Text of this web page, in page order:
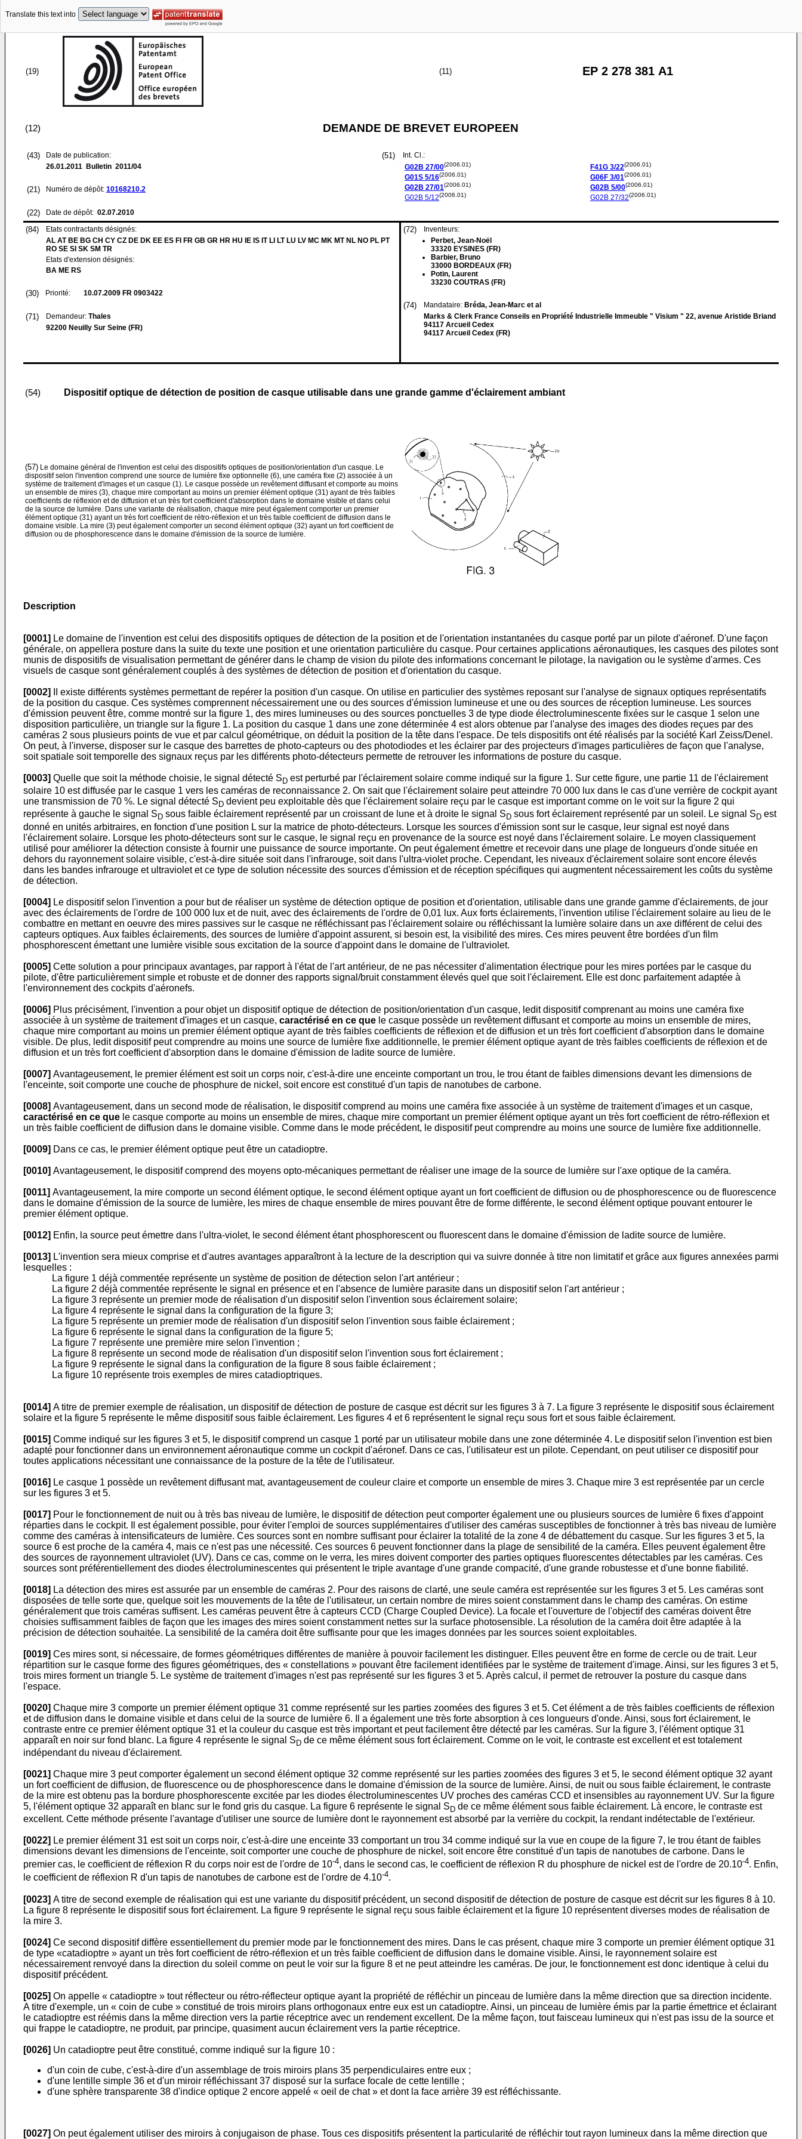
Translate this text into
(19) (11) EP 2 278 381 A1
(12) DEMANDE DE BREVET EUROPEEN
(43)
Date de publication:
26.01.2011 Bulletin 2011/04
(21) Numéro de dépôt: 10168210.2
(22) Date de dépôt: 02.07.2010
(51)
Int. Cl.:
G02B 27/00(2006.01)
G01S 5/16(2006.01)
G02B 27/01(2006.01)
G02B 5/12(2006.01)
F41G 3/22(2006.01)
G06F 3/01(2006.01)
G02B 5/00(2006.01)
G02B 27/32(2006.01)
(84)
Etats contractants désignés:
AL AT BE BG CH CY CZ DE DK EE ES FI FR GB GR HR HU IE IS IT LI LT LU LV MC MK MT NL NO PL PT
RO SE SI SK SM TR
Etats d'extension désignés:
BA ME RS
(30) Priorité: 10.07.2009 FR 0903422
(71) Demandeur: Thales
92200 Neuilly Sur Seine (FR)
(72)
Inventeurs:
Perbet, Jean-Noël
33320 EYSINES (FR)
Barbier, Bruno
33000 BORDEAUX (FR)
Potin, Laurent
33230 COUTRAS (FR)
(74) Mandataire: Bréda, Jean-Marc et al
Marks & Clerk France Conseils en Propriété Industrielle Immeuble " Visium " 22, avenue Aristide Briand
94117 Arcueil Cedex
94117 Arcueil Cedex (FR)
(54) Dispositif optique de détection de position de casque utilisable dans une grande gamme d'éclairement ambiant
(57) Le domaine général de l'invention est celui des dispositifs optiques de position/orientation d'un casque. Le
dispositif selon l'invention comprend une source de lumière fixe optionnelle (6), une caméra fixe (2) associée à un
système de traitement d'images et un casque (1). Le casque possède un revêtement diffusant et comporte au moins
un ensemble de mires (3), chaque mire comportant au moins un premier élément optique (31) ayant de très faibles
coefficients de réflexion et de diffusion et un très fort coefficient d'absorption dans le domaine visible et dans celui
de la source de lumière. Dans une variante de réalisation, chaque mire peut également comporter un premier
élément optique (31) ayant un très fort coefficient de rétro-réflexion et un très faible coefficient de diffusion dans le
domaine visible. La mire (3) peut également comporter un second élément optique (32) ayant un fort coefficient de
diffusion ou de phosphorescence dans le domaine d'émission de la source de lumière.
Description
[0001] Le domaine de l'invention est celui des dispositifs optiques de détection de la position et de l'orientation instantanées du casque porté par un pilote d'aéronef. D'une façon
générale, on appellera posture dans la suite du texte une position et une orientation particulière du casque. Pour certaines applications aéronautiques, les casques des pilotes sont
munis de dispositifs de visualisation permettant de générer dans le champ de vision du pilote des informations concernant le pilotage, la navigation ou le système d'armes. Ces
visuels de casque sont généralement couplés à des systèmes de détection de position et d'orientation du casque.
[0002]
II existe différents systèmes permettant de repérer la position d'un casque. On utilise en particulier des systèmes reposant sur l'analyse de signaux optiques représentatifs
de la position du casque. Ces systèmes comprennent nécessairement une ou des sources d'émission lumineuse et une ou des sources de réception lumineuse. Les sources
d'émission peuvent être, comme montré sur la figure 1, des mires lumineuses ou des sources ponctuelles 3 de type diode électroluminescente fixées sur le casque 1 selon une
disposition particulière, un triangle sur la figure 1. La position du casque 1 dans une zone déterminée 4 est alors obtenue par l'analyse des images des diodes reçues par des
caméras 2 sous plusieurs points de vue et par calcul géométrique, on déduit la position de la tête dans l'espace. De tels dispositifs ont été réalisés par la société Karl Zeiss/Denel.
On peut, à l'inverse, disposer sur le casque des barrettes de photo-capteurs ou des photodiodes et les éclairer par des projecteurs d'images particulières de façon que l'analyse,
soit spatiale soit temporelle des signaux reçus par les différents photo-détecteurs permette de retrouver les informations de posture du casque.
[0003] Quelle que soit la méthode choisie, le signal détecté S D est perturbé par l'éclairement solaire comme indiqué sur la figure 1. Sur cette figure, une partie 11 de l'éclairement
solaire 10 est diffusée par le casque 1 vers les caméras de reconnaissance 2. On sait que l'éclairement solaire peut atteindre 70 000 lux dans le cas d'une verrière de cockpit ayant
une transmission de 70 %. Le signal détecté S D devient peu exploitable dès que l'éclairement solaire reçu par le casque est important comme on le voit sur la figure 2 qui
représente à gauche le signal S D sous faible éclairement représenté par un croissant de lune et à droite le signal S D sous fort éclairement représenté par un soleil. Le signal S D est
donné en unités arbitraires, en fonction d'une position L sur la matrice de photo-détecteurs. Lorsque les sources d'émission sont sur le casque, leur signal est noyé dans
l'éclairement solaire. Lorsque les photo-détecteurs sont sur le casque, le signal reçu en provenance de la source est noyé dans l'éclairement solaire. Le moyen classiquement
utilisé pour améliorer la détection consiste à fournir une puissance de source importante. On peut également émettre et recevoir dans une plage de longueurs d'onde située en
dehors du rayonnement solaire visible, c'est-à-dire située soit dans l'infrarouge, soit dans l'ultra-violet proche. Cependant, les niveaux d'éclairement solaire sont encore élevés
dans les bandes infrarouge et ultraviolet et ce type de solution nécessite des sources d'émission et de réception spécifiques qui augmentent nécessairement les coûts du système
de détection.
[0004] Le dispositif selon l'invention a pour but de réaliser un système de détection optique de position et d'orientation, utilisable dans une grande gamme d'éclairements, de jour
avec des éclairements de l'ordre de 100 000 lux et de nuit, avec des éclairements de l'ordre de 0,01 lux. Aux forts éclairements, l'invention utilise l'éclairement solaire au lieu de le
combattre en mettant en oeuvre des mires passives sur le casque ne réfléchissant pas l'éclairement solaire ou réfléchissant la lumière solaire dans un axe différent de celui des
capteurs optiques. Aux faibles éclairements, des sources de lumière d'appoint assurent, si besoin est, la visibilité des mires. Ces mires peuvent être bordées d'un film
phosphorescent émettant une lumière visible sous excitation de la source d'appoint dans le domaine de l'ultraviolet.
[0005] Cette solution a pour principaux avantages, par rapport à l'état de l'art antérieur, de ne pas nécessiter d'alimentation électrique pour les mires portées par le casque du
pilote, d'être particulièrement simple et robuste et de donner des rapports signal/bruit constamment élevés quel que soit l'éclairement. Elle est donc parfaitement adaptée à
l'environnement des cockpits d'aéronefs.
[0006] Plus précisément, l'invention a pour objet un dispositif optique de détection de position/orientation d'un casque, ledit dispositif comprenant au moins une caméra fixe
associée à un système de traitement d'images et un casque, caractérisé en ce que le casque possède un revêtement diffusant et comporte au moins un ensemble de mires,
chaque mire comportant au moins un premier élément optique ayant de très faibles coefficients de réflexion et de diffusion et un très fort coefficient d'absorption dans le domaine
visible. De plus, ledit dispositif peut comprendre au moins une source de lumière fixe additionnelle, le premier élément optique ayant de très faibles coefficients de réflexion et de
diffusion et un très fort coefficient d'absorption dans le domaine d'émission de ladite source de lumière.
[0007] Avantageusement, le premier élément est soit un corps noir, c'est-à-dire une enceinte comportant un trou, le trou étant de faibles dimensions devant les dimensions de
l'enceinte, soit comporte une couche de phosphure de nickel, soit encore est constitué d'un tapis de nanotubes de carbone.
[0008] Avantageusement, dans un second mode de réalisation, le dispositif comprend au moins une caméra fixe associée à un système de traitement d'images et un casque,
caractérisé en ce que le casque comporte au moins un ensemble de mires, chaque mire comportant un premier élément optique ayant un très fort coefficient de rétro-réflexion et
un très faible coefficient de diffusion dans le domaine visible. Comme dans le mode précédent, le dispositif peut comprendre au moins une source de lumière fixe additionnelle.
[0009] Dans ce cas, le premier élément optique peut être un catadioptre.
[0010] Avantageusement, le dispositif comprend des moyens opto-mécaniques permettant de réaliser une image de la source de lumière sur l'axe optique de la caméra.
[0011] Avantageusement, la mire comporte un second élément optique, le second élément optique ayant un fort coefficient de diffusion ou de phosphorescence ou de fluorescence
dans le domaine d'émission de la source de lumière, les mires de chaque ensemble de mires pouvant être de forme différente, le second élément optique pouvant entourer le
premier élément optique.
[0012] Enfin, la source peut émettre dans l'ultra-violet, le second élément étant phosphorescent ou fluorescent dans le domaine d'émission de ladite source de lumière.
[0013] L'invention sera mieux comprise et d'autres avantages apparaîtront à la lecture de la description qui va suivre donnée à titre non limitatif et grâce aux figures annexées parmi
lesquelles :
La figure 1 déjà commentée représente un système de position de détection selon l'art antérieur ;
La figure 2 déjà commentée représente le signal en présence et en l'absence de lumière parasite dans un dispositif selon l'art antérieur ;
La figure 3 représente un premier mode de réalisation d'un dispositif selon l'invention sous éclairement solaire;
La figure 4 représente le signal dans la configuration de la figure 3;
La figure 5 représente un premier mode de réalisation d'un dispositif selon l'invention sous faible éclairement ;
La figure 6 représente le signal dans la configuration de la figure 5;
La figure 7 représente une première mire selon l'invention ;
La figure 8 représente un second mode de réalisation d'un dispositif selon l'invention sous fort éclairement ;
La figure 9 représente le signal dans la configuration de la figure 8 sous faible éclairement ;
La figure 10 représente trois exemples de mires catadioptriques.
[0014] A titre de premier exemple de réalisation, un dispositif de détection de posture de casque est décrit sur les figures 3 à 7. La figure 3 représente le dispositif sous éclairement
solaire et la figure 5 représente le même dispositif sous faible éclairement. Les figures 4 et 6 représentent le signal reçu sous fort et sous faible éclairement.
[0015] Comme indiqué sur les figures 3 et 5, le dispositif comprend un casque 1 porté par un utilisateur mobile dans une zone déterminée 4. Le dispositif selon l'invention est bien
adapté pour fonctionner dans un environnement aéronautique comme un cockpit d'aéronef. Dans ce cas, l'utilisateur est un pilote. Cependant, on peut utiliser ce dispositif pour
toutes applications nécessitant une connaissance de la posture de la tête de l'utilisateur.
[0016] Le casque 1 possède un revêtement diffusant mat, avantageusement de couleur claire et comporte un ensemble de mires 3. Chaque mire 3 est représentée par un cercle
sur les figures 3 et 5.
[0017] Pour le fonctionnement de nuit ou à très bas niveau de lumière, le dispositif de détection peut comporter également une ou plusieurs sources de lumière 6 fixes d'appoint
réparties dans le cockpit. Il est également possible, pour éviter l'emploi de sources supplémentaires d'utiliser des caméras susceptibles de fonctionner à très bas niveau de lumière
comme des caméras à intensificateurs de lumière. Ces sources sont en nombre suffisant pour éclairer la totalité de la zone 4 de débattement du casque. Sur les figures 3 et 5, la
source 6 est proche de la caméra 4, mais ce n'est pas une nécessité. Ces sources 6 peuvent fonctionner dans la plage de sensibilité de la caméra. Elles peuvent également être
des sources de rayonnement ultraviolet (UV). Dans ce cas, comme on le verra, les mires doivent comporter des parties optiques fluorescentes détectables par les caméras. Ces
sources sont préférentiellement des diodes électroluminescentes qui présentent le triple avantage d'une grande compacité, d'une grande robustesse et d'une bonne fiabilité.
[0018] La détection des mires est assurée par un ensemble de caméras 2. Pour des raisons de clarté, une seule caméra est représentée sur les figures 3 et 5. Les caméras sont
disposées de telle sorte que, quelque soit les mouvements de la tête de l'utilisateur, un certain nombre de mires soient constamment dans le champ des caméras. On estime
généralement que trois caméras suffisent. Les caméras peuvent être à capteurs CCD (Charge Coupled Device). La focale et l'ouverture de l'objectif des caméras doivent être
choisies suffisamment faibles de façon que les images des mires soient constamment nettes sur la surface photosensible. La résolution de la caméra doit être adaptée à la
précision de détection souhaitée. La sensibilité de la caméra doit être suffisante pour que les images données par les sources soient exploitables.
[0019] Ces mires sont, si nécessaire, de formes géométriques différentes de manière à pouvoir facilement les distinguer. Elles peuvent être en forme de cercle ou de trait. Leur
répartition sur le casque forme des figures géométriques, des « constellations » pouvant être facilement identifiées par le système de traitement d'image. Ainsi, sur les figures 3 et 5,
trois mires forment un triangle 5. Le système de traitement d'images n'est pas représenté sur les figures 3 et 5. Après calcul, il permet de retrouver la posture du casque dans
l'espace.
[0020] Chaque mire 3 comporte un premier élément optique 31 comme représenté sur les parties zoomées des figures 3 et 5. Cet élément a de très faibles coefficients de réflexion
et de diffusion dans le domaine visible et dans celui de la source de lumière 6. Il a également une très forte absorption à ces longueurs d'onde. Ainsi, sous fort éclairement, le
contraste entre ce premier élément optique 31 et la couleur du casque est très important et peut facilement être détecté par les caméras. Sur la figure 3, l'élément optique 31
apparaît en noir sur fond blanc. La figure 4 représente le signal S D de ce même élément sous fort éclairement. Comme on le voit, le contraste est excellent et est totalement
indépendant du niveau d'éclairement.
[0021] Chaque mire 3 peut comporter également un second élément optique 32 comme représenté sur les parties zoomées des figures 3 et 5, le second élément optique 32 ayant
un fort coefficient de diffusion, de fluorescence ou de phosphorescence dans le domaine d'émission de la source de lumière. Ainsi, de nuit ou sous faible éclairement, le contraste
de la mire est obtenu pas la bordure phosphorescente excitée par les diodes électroluminescentes UV proches des caméras CCD et insensibles au rayonnement UV. Sur la figure
5, l'élément optique 32 apparaît en blanc sur le fond gris du casque. La figure 6 représente le signal S D de ce même élément sous faible éclairement. Là encore, le contraste est
excellent. Cette méthode présente l'avantage d'utiliser une source de lumière dont le rayonnement est absorbé par la verrière du cockpit, la rendant indétectable de l'extérieur.
[0022] Le premier élément 31 est soit un corps noir, c'est-à-dire une enceinte 33 comportant un trou 34 comme indiqué sur la vue en coupe de la figure 7, le trou étant de faibles
dimensions devant les dimensions de l'enceinte, soit comporter une couche de phosphure de nickel, soit encore être constitué d'un tapis de nanotubes de carbone. Dans le
premier cas, le coefficient de réflexion R du corps noir est de l'ordre de 10-4, dans le second cas, le coefficient de réflexion R du phosphure de nickel est de l'ordre de 20.10-4. Enfin,
le coefficient de réflexion R d'un tapis de nanotubes de carbone est de l'ordre de 4.10-4.
[0023] A titre de second exemple de réalisation qui est une variante du dispositif précédent, un second dispositif de détection de posture de casque est décrit sur les figures 8 à 10.
La figure 8 représente le dispositif sous fort éclairement. La figure 9 représente le signal reçu sous faible éclairement et la figure 10 représentent diverses modes de réalisation de
la mire 3.
[0024] Ce second dispositif diffère essentiellement du premier mode par le fonctionnement des mires. Dans le cas présent, chaque mire 3 comporte un premier élément optique 31
de type «catadioptre » ayant un très fort coefficient de rétro-réflexion et un très faible coefficient de diffusion dans le domaine visible. Ainsi, le rayonnement solaire est
nécessairement renvoyé dans la direction du soleil comme on peut le voir sur la figure 8 et ne peut atteindre les caméras. De jour, le fonctionnement est donc identique à celui du
dispositif précédent.
[0025] On appelle « catadioptre » tout réflecteur ou rétro-réflecteur optique ayant la propriété de réfléchir un pinceau de lumière dans la même direction que sa direction incidente.
A titre d'exemple, un « coin de cube » constitué de trois miroirs plans orthogonaux entre eux est un catadioptre. Ainsi, un pinceau de lumière émis par la partie émettrice et éclairant
le catadioptre est réémis dans la même direction vers la partie réceptrice avec un rendement excellent. De la même façon, tout faisceau lumineux qui n'est pas issu de la source et
qui frappe le catadioptre, ne produit, par principe, quasiment aucun éclairement vers la partie réceptrice.
[0026] Un catadioptre peut être constitué, comme indiqué sur la figure 10 :
d'un coin de cube, c'est-à-dire d'un assemblage de trois miroirs plans 35 perpendiculaires entre eux ;
d'une lentille simple 36 et d'un miroir réfléchissant 37 disposé sur la surface focale de cette lentille ;
d'une sphère transparente 38 d'indice optique 2 encore appelé « oeil de chat » et dont la face arrière 39 est réfléchissante.
[0027] On peut également utiliser des miroirs à conjugaison de phase. Tous ces dispositifs présentent la particularité de réfléchir tout rayon lumineux dans la même direction que